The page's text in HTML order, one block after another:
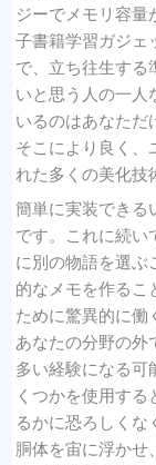
ジーでメモリ容量
子書籍学習ガジェ
で、立ち往生する
いと思う人の一人
いるのはあなただ
そこにより良く、
れた多くの美化技
簡単に実装できる
です。これに続い
に別の物語を選ぶ
的なメモを作るこ
ために驚異的に働
あなたの分野の外
多い経験になる可
くつかを使用す
るかに恐ろしくな
胴体を宙に浮かせ